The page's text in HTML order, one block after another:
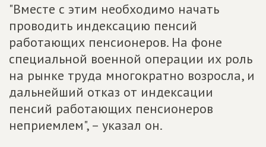
"Вместе с этим необходимо начать
проводить индексацию пенсий
работающих пенсионеров. На фоне
специальной военной операции их роль
на рынке труда многократно возросла, и
дальнейший отказ от индексации
пенсий работающих пенсионеров
неприемлем", – указал он.